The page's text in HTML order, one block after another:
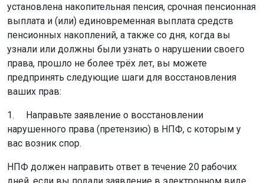
установлена накопительная пенсия, срочная пенсионная
выплата и (или) единовременная выплата средств
пенсионных накоплений, а также со дня, когда вы
узнали или должны были узнать о нарушении своего
права, прошло не более трёх лет, вы можете
предпринять следующие шаги для восстановления
ваших прав:
1. Направьте заявление о восстановлении
нарушенного права (претензию) в НПФ, с которым у
вас возник спор.
НПФ должен направить ответ в течение 20 рабочих
дней, если вы подали заявление в электронном виде